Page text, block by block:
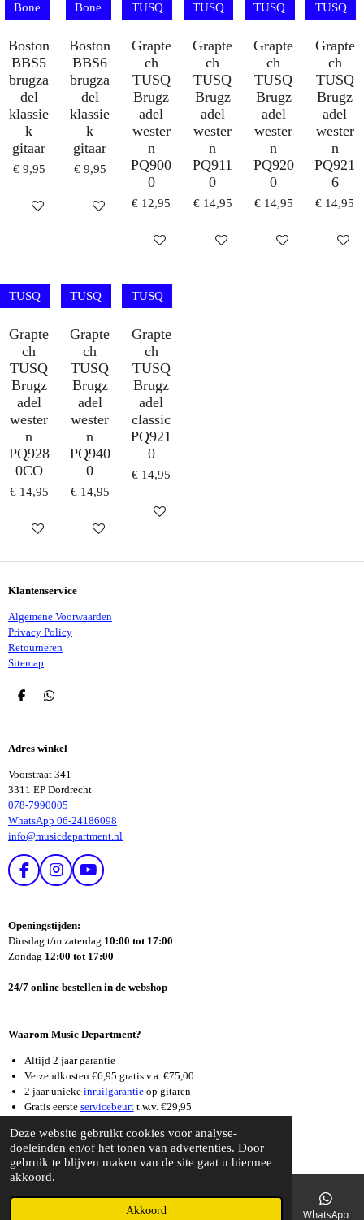
Deze website gebruikt cookies voor analyse-
doeleinden en/of het tonen van advertenties. Door
gebruik te blijven maken van de site gaat u hiermee
akkoord.
Akkoord
Bone
Boston
BBS5
brugza
del
klassie
k
gitaar
€ 9,95
IN WINKELWAGEN
Bone
Boston
BBS6
brugza
del
klassie
k
gitaar
€ 9,95
IN WINKELWAGEN
TUSQ
Grapte
ch
TUSQ
Brugz
adel
wester
n
PQ900
0
€ 12,95
IN WINKELWAGEN
TUSQ
Grapte
ch
TUSQ
Brugz
adel
wester
n
PQ911
0
€ 14,95
IN WINKELWAGEN
TUSQ
Grapte
ch
TUSQ
Brugz
adel
wester
n
PQ920
0
€ 14,95
IN
TUSQ
Grapte
ch
TUSQ
Brugz
adel
wester
n
PQ921
6
€ 14,95
IN
TUSQ
Grapte
ch
TUSQ
Brugz
adel
wester
n
PQ928
0CO
€ 14,95
IN WINKELWAGEN
TUSQ
Grapte
ch
TUSQ
Brugz
adel
wester
n
PQ940
0
€ 14,95
IN WINKELWAGEN
TUSQ
Grapte
ch
TUSQ
Brugz
adel
classic
PQ921
0
€ 14,95
IN WINKELWAGEN
Klantenservice
Algemene Voorwaarden
Privacy Policy
Retourneren
Sitemap
D
N
D
N
Adres winkel
Voorstraat 341
3311 EP Dordrecht
078-7990005
WhatsApp 06-24186098
info@musicdepartment.nl
F
B
O
I
T
A
R
M
Y
U
E
Openingstijden:
Dinsdag t/m zaterdag 10:00 tot 17:00
Zondag 12:00 tot 17:00
24/7 online bestellen in de webshop
Waarom Music Department?
Altijd 2 jaar garantie
Verzendkosten €6,95 gratis v.a. €75,00
2 jaar unieke inruilgarantie op gitaren
Gratis eerste servicebeurtt.w.v. €29,95
© 2026 Music Department Dordrecht
Telefoonnummer WhatsApp